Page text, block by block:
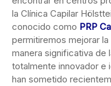
la Clínica Capilar
conocido como PRP
permitiremos mejorar
manera significativa de
totalmente innovador e
han sometido